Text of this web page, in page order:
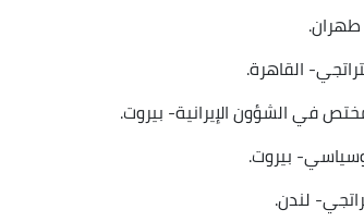
القاهرة.
في الشؤون الإيرانية- بيروت.
بيروت.
لندن.